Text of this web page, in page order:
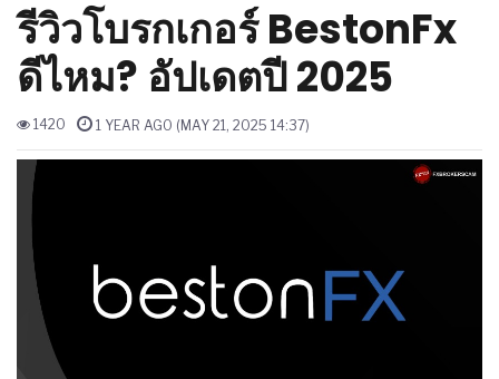
รีวิวโบรกเกอร์ BestonFx
ดีไหม? อัปเดตปี 2025
1420 1 YEAR AGO (MAY 21, 2025 14:37)